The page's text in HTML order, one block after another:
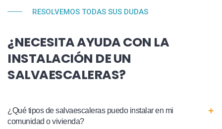
RESOLVEMOS TODAS SUS DUDAS
¿NECESITA AYUDA CON LA
INSTALACIÓN DE UN
SALVAESCALERAS?
¿Qué tipos de salvaescaleras puedo instalar en mi
comunidad o vivienda?